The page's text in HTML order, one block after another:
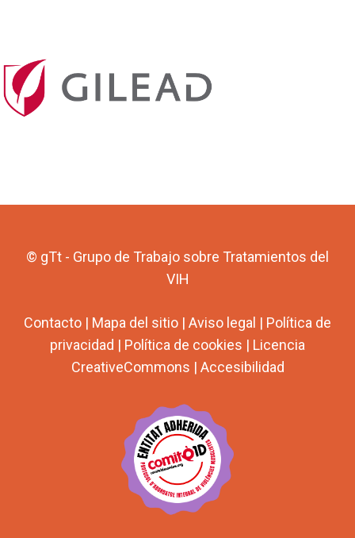
© gTt - Grupo de Trabajo sobre Tratamientos del
VIH
Contacto | Mapa del sitio | Aviso legal | Política de
privacidad | Política de cookies | Licencia
CreativeCommons | Accesibilidad